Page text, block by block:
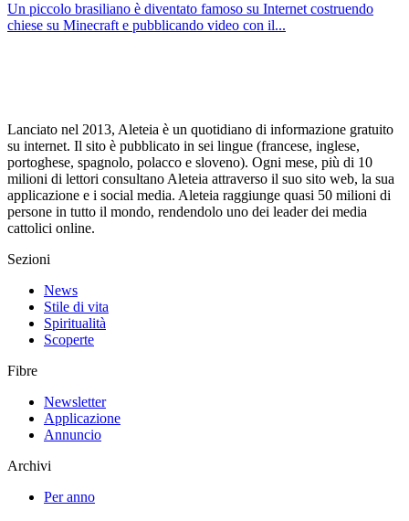
Un piccolo brasiliano è diventato famoso su Internet costruendo
chiese su Minecraft e pubblicando video con il...
Lanciato nel 2013, Aleteia è un quotidiano di informazione gratuito
su internet. Il sito è pubblicato in sei lingue (francese, inglese,
portoghese, spagnolo, polacco e sloveno). Ogni mese, più di 10
milioni di lettori consultano Aleteia attraverso il suo sito web, la sua
applicazione e i social media. Aleteia raggiunge quasi 50 milioni di
persone in tutto il mondo, rendendolo uno dei leader dei media
cattolici online.
Sezioni
News
Stile di vita
Spiritualità
Scoperte
Fibre
Newsletter
Applicazione
Annuncio
Archivi
Per anno